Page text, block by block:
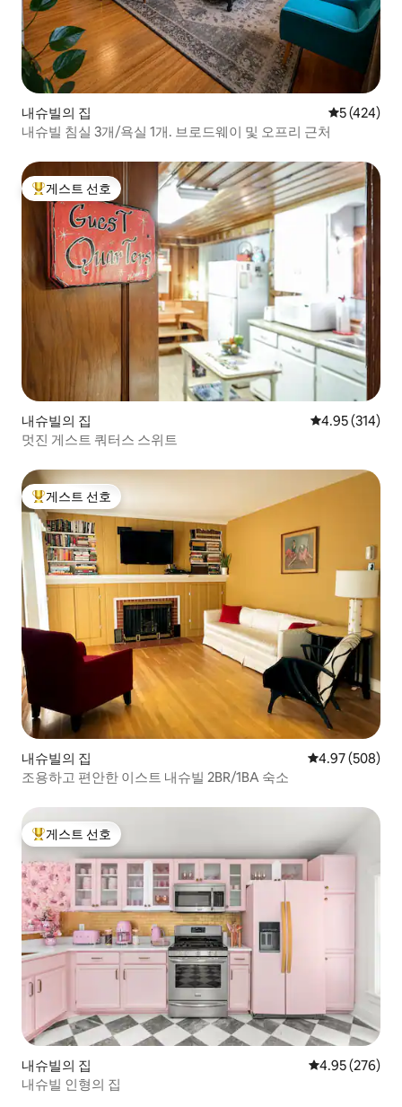
내슈빌의 집 평점 5점(5
5 (424)
내슈빌 침실 3개/욕실 1개. 브로드웨이 및 오프리 근처
상위 게스트 선호
게스트 선호
내슈빌의 집 평점 4.95점(5
4.95 (314)
멋진 게스트 쿼터스 스위트
상위 게스트 선호
게스트 선호
내슈빌의 집 평점 4.97점(5
4.97 (508)
조용하고 편안한 이스트 내슈빌 2BR/1BA 숙소
상위 게스트 선호
게스트 선호
내슈빌의 집 평점 4.95점(5
4.95 (276)
내슈빌 인형의 집